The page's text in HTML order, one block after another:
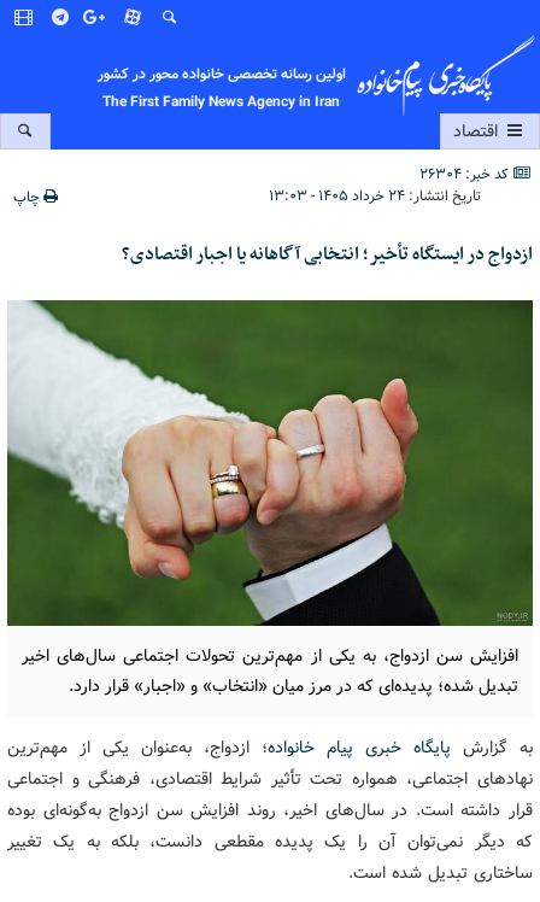
اولین رسانه تخصصی خانواده محور در کشور
The First Family News Agency in Iran
اقتصاد
کد خبر: 26304
تاریخ انتشار:۲۴ خرداد ۱۴۰۵ - ۱۳:۰۳ چاپ
ازدواج در ایستگاه تأخیر؛ انتخابی آگاهانه یا اجبار اقتصادی؟
افزایش سن ازدواج، به یکی از مهم‌ترین تحولات اجتماعی سال‌های اخیر
تبدیل شده؛ پدیده‌ای که در مرز میان «انتخاب» و «اجبار» قرار دارد.
به گزارش پایگاه خبری پیام خانواده؛ ازدواج، به‌عنوان یکی از مهم‌ترین
نهادهای اجتماعی، همواره تحت تأثیر شرایط اقتصادی، فرهنگی و اجتماعی
قرار داشته است. در سال‌های اخیر، روند افزایش سن ازدواج به‌گونه‌ای بوده
که دیگر نمی‌توان آن را یک پدیده مقطعی دانست، بلکه به یک تغییر
ساختاری تبدیل شده است.